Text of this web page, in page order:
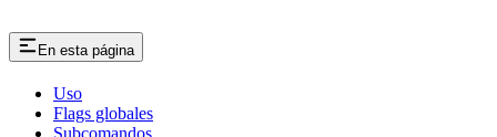
En esta página
Uso
Flags globales